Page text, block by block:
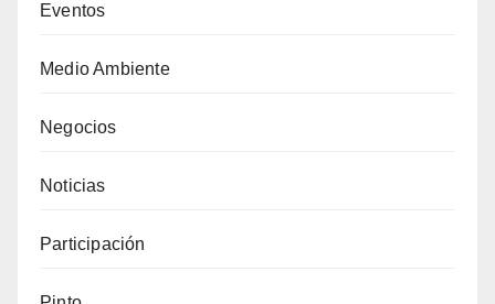
Eventos
Medio Ambiente
Negocios
Noticias
Participación